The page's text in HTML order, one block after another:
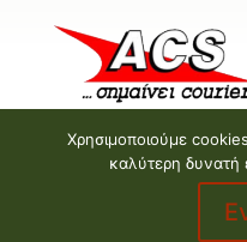
Χρησιμοποιούμε
καλύτερη δυνατή